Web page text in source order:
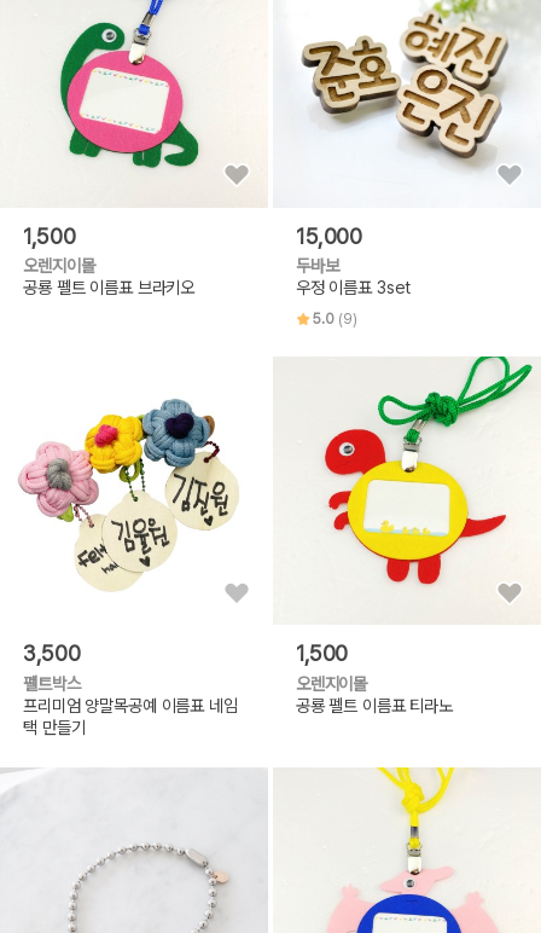
1,500
오렌지이몰
공룡 펠트 이름표 브라키오
15,000
두바보
우정 이름표 3set
5.0 (9)
3,500
펠트박스
프리미엄 양말목공예 이름표 네임
택 만들기
1,500
오렌지이몰
공룡 펠트 이름표 티라노